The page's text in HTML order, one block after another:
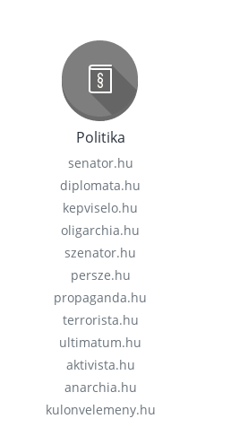
Politika
senator.hu
diplomata.hu
kepviselo.hu
oligarchia.hu
szenator.hu
persze.hu
propaganda.hu
terrorista.hu
ultimatum.hu
aktivista.hu
anarchia.hu
kulonvelemeny.hu